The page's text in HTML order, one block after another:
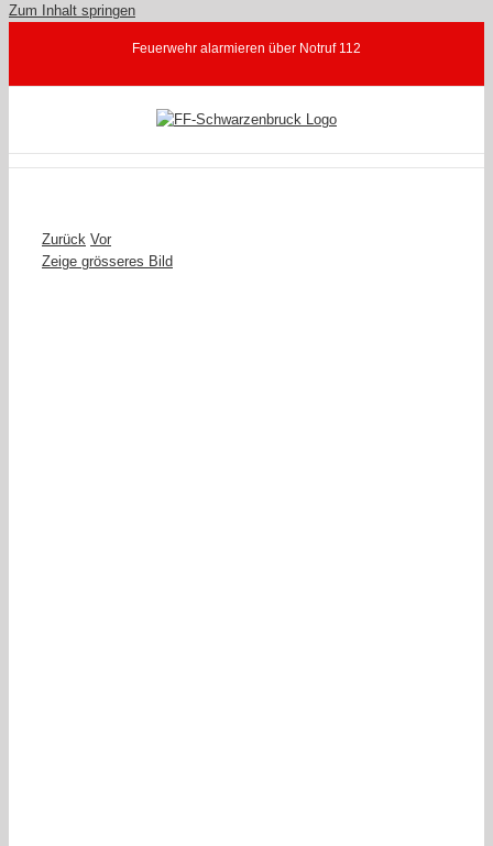
Zum Inhalt springen
Feuerwehr alarmieren über Notruf 112
Zurück Vor
Zeige grösseres Bild